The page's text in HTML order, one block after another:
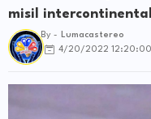
misil
By -
Lumacastereo
4/20/2022 12:20:00